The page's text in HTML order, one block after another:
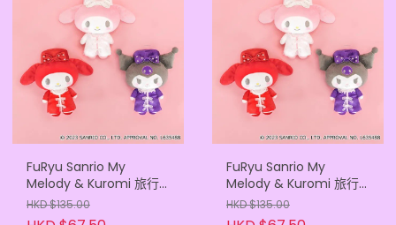
FuRyu Sanrio My
Melody & Kuromi 旅行
者 第1季 22cm 公仔
Melody Pink
HKD $135.00
FuRyu Sanrio My
Melody & Kuromi 旅行
者 第1季 22cm 公仔
Melody Red
HKD $135.00